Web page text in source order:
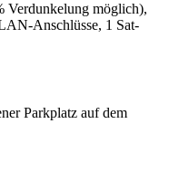
Verdunkelung möglich),
Anschlüsse, 1 Sat-
Parkplatz auf dem